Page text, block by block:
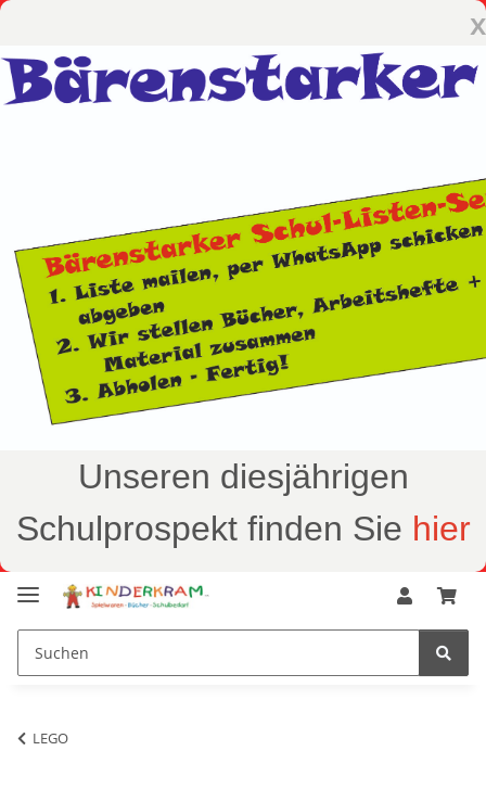
x
Unseren diesjährigen
Schulprospekt finden Sie hier
LEGO